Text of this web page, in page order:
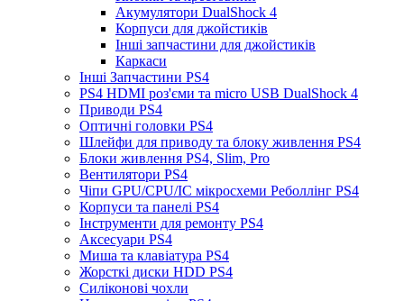
Акумулятори DualShock 4
Корпуси для джойстиків
Інші запчастини для джойстиків
Каркаси
Інші Запчастини PS4
PS4 HDMI роз'єми та micro USB DualShock 4
Приводи PS4
Оптичні головки PS4
Шлейфи для приводу та блоку живлення PS4
Блоки живлення PS4, Slim, Pro
Вентилятори PS4
Чіпи GPU/CPU/IC мікросхеми Реболлінг PS4
Корпуси та панелі PS4
Інструменти для ремонту PS4
Аксесуари PS4
Миша та клавіатура PS4
Жорсткі диски HDD PS4
Силіконові чохли